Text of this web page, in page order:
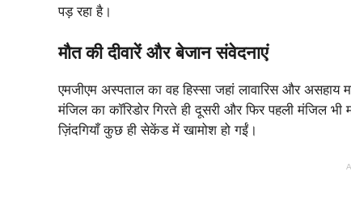
पड़ रहा है।
मौत की दीवारें और बेजान संवेदनाएं
एमजीएम अस्पताल का वह हिस्सा जहां लावारिस और
मंजिल का कॉरिडोर गिरते ही दूसरी और फिर पहली मंजिल
ज़िंदगियाँ कुछ ही सेकेंड में खामोश हो गईं।